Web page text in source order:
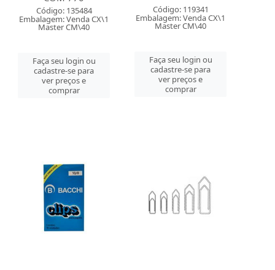
Código: 135484
Embalagem: Venda CX\1
Master CM\40
Faça seu login ou
cadastre-se para
ver preços e
comprar
Código: 119341
Embalagem: Venda CX\1
Master CM\40
Faça seu login ou
cadastre-se para
ver preços e
comprar